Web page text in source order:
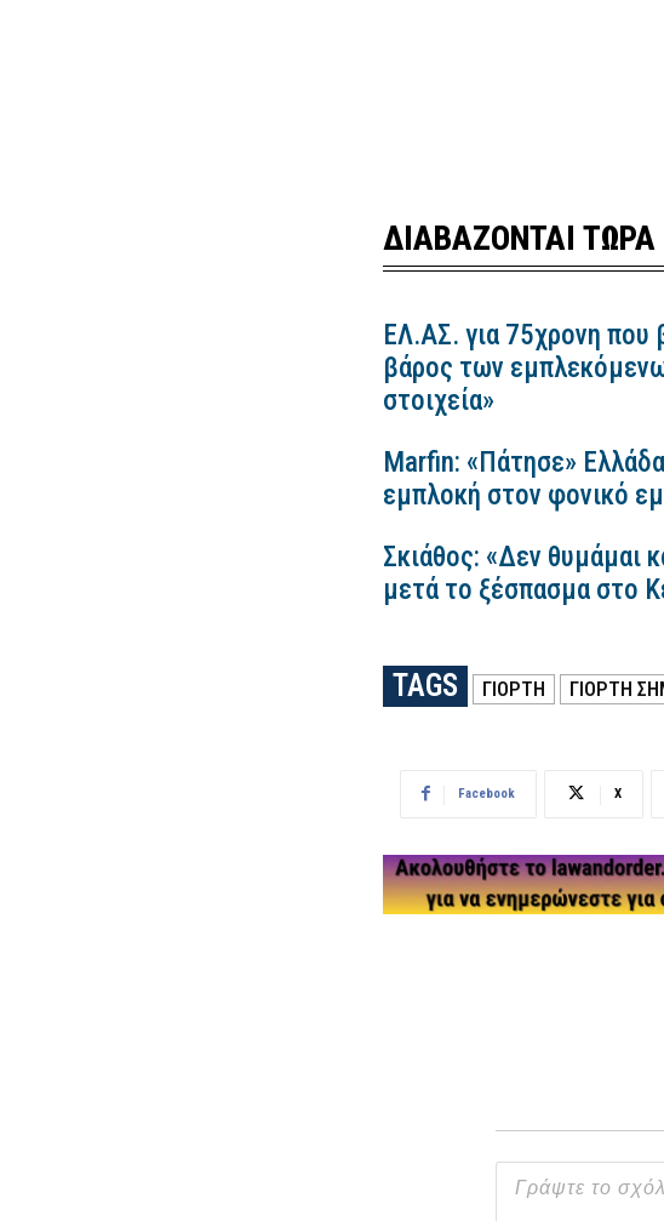
ΔΙΑΒΑΖΟΝΤΑΙ ΤΩΡΑ
ΕΛ.ΑΣ. για 75χρονη που
βάρος των
στοιχεία»
Marfin: «Πάτησε»
εμπλοκή στον φονικό
Σκιάθος: «Δεν θυμάμαι
μετά το ξέσπασμα στο
TAGS ΓΙΟΡΤΗ ΓΙΟΡΤΗ
Facebook X